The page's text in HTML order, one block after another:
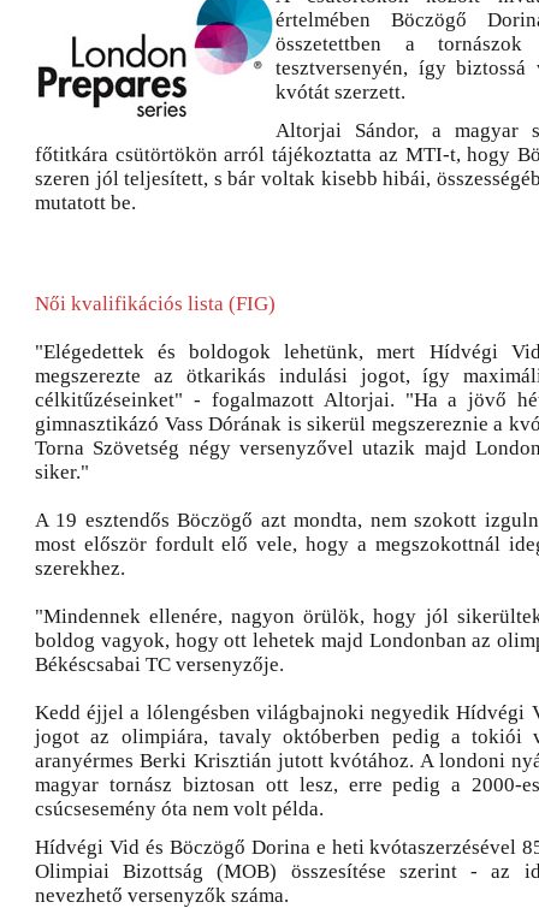
értelmében Böczögő
összetettben a
tesztversenyén, így
kvótát szerzett.
Altorjai Sándor, a magyar
főtitkára csütörtökön arról tájékoztatta az MTI-t, hogy
szeren jól teljesített, s bár voltak kisebb hibái,
mutatott be.
Női kvalifikációs lista (FIG)
"Elégedettek és boldogok lehetünk, mert Hídvégi
megszerezte az ötkarikás indulási jogot, így
célkitűzéseinket" - fogalmazott Altorjai. "Ha a jövő
gimnasztikázó Vass Dórának is sikerül megszereznie a
Torna Szövetség négy versenyzővel utazik majd
siker."
A 19 esztendős Böczögő azt mondta, nem szokott
most először fordult elő vele, hogy a megszokottnál
szerekhez.
"Mindennek ellenére, nagyon örülök, hogy jól
boldog vagyok, hogy ott lehetek majd Londonban az
Békéscsabai TC versenyzője.
Kedd éjjel a lólengésben világbajnoki negyedik Hídvégi
jogot az olimpiára, tavaly októberben pedig a tokiói
aranyérmes Berki Krisztián jutott kvótához. A londoni
magyar tornász biztosan ott lesz, erre pedig a 2000-
csúcsesemény óta nem volt példa.
Hídvégi Vid és Böczögő Dorina e heti kvótaszerzésével
Olimpiai Bizottság (MOB) összesítése szerint - az
nevezhető versenyzők száma.